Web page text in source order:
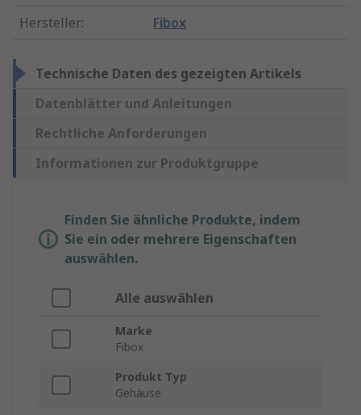
Hersteller: Fibox
Technische Daten des gezeigten Artikels
Datenblätter und Anleitungen
Rechtliche Anforderungen
Informationen zur Produktgruppe
Finden Sie ähnliche Produkte, indem
Sie ein oder mehrere Eigenschaften
auswählen.
Alle auswählen
Marke
Fibox
Produkt Typ
Gehäuse